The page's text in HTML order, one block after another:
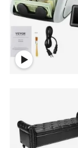
trabajo efectivo
cajón de
cajon de
cajon de
cajón efectivo